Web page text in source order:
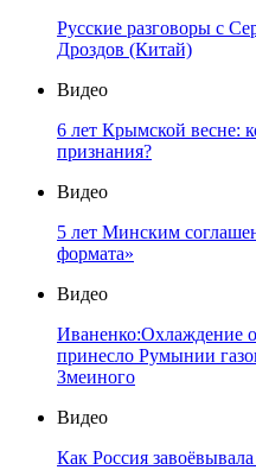
Русские разговоры с
Дроздов (Китай)
Видео
6 лет Крымской весне:
признания?
Видео
5 лет Минским
формата»
Видео
Иваненко:Охлаждение
принесло Румынии
Змеиного
Видео
Как Россия